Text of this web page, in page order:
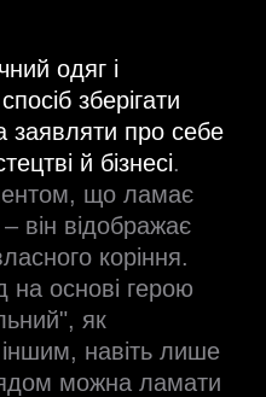
одяг і
зберігати
заявляти про себе
й бізнесі.
що ламає
він відображає
коріння.
на основі герою
як
іншим, навіть лише
можна ламати